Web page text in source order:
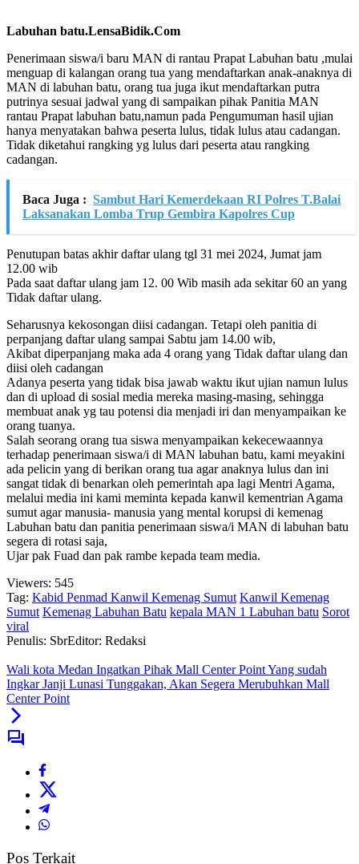
Labuhan batu.LensaBidik.Com
Penerimaan siswa/i baru MAN di rantau Prapat Labuhan batu ,mulai
menguap di kalangan orang tua yang mendaftarkan anak-anaknya di
MAN di labuhan batu, orang tua juga ikut mendaftarkan putra
putrinya sesuai jadwal yang di sampaikan pihak Panitia MAN
rantau Prapat labuhan batu,namun pada Pengumuman hasil ujian
hanya menyatakan bahwa peserta lulus, tidak lulus atau cadangan.
Tidak diketahui rangking yg lulus dari peserta atau rangking
cadangan.
Baca Juga : Sambut Hari Kemerdekaan RI Polres T.Balai
Laksanakan Lomba Trup Gembira Kapolres Cup
Penutupan batas akhir daftar ulang tgl 31 mei 2024, Jumat jam
12.00 wib
Pada saat daftar ulang jam 12. 00 Wib masih ada sekitar 60 an yang
Tidak daftar ulang.
Seharusnya kekosongan diisi cadangan. Tetapi oleh panitia di
perpanjang daftar ulang sampai Sabtu jam 14.00 wib,
Akibat diperpanjang maka ada 4 orang yang Tidak daftar ulang dan
diisi oleh cadangan
Adanya peserta yang tidak bisa jawab waktu ikut ujian namun lulus
dan di upload di sosial media mereka masing-masing, sehingga
membuat anak yg tau potensi dia menjadi iri dan menyampaikan ke
orang tuanya.
Salah seorang orang tua siswa menyampaikan kekecewaannya
terhadap penerimaan siswa/i di MAN labuhan batu, kami meyakini
ada pelicin yang di berikan orang tua agar anaknya lulus dan ini
sangat tidak di benarkan oleh pemerintah apa lagi Mentri Agama,
melalui media ini kami meminta kepada kanwil kementrian Agama
sumut agar manusia- manusia yang mental korupsi di kemenag
Labuhan batu dan panitia penerimaan siswa/i MAN di labuhan batu
segera di rotasi saja,
Ujar pak Fuad dan pak rambe kepada team media.
Viewers: 545
Tag: Kabid Penmad Kanwil Kemenag Sumut Kanwil Kemenag
Sumut Kemenag Labuhan Batu kepala MAN 1 Labuhan batu Sorot
viral
Penulis: SbrEditor: Redaksi
Wali kota Medan Ingatkan Pihak Mall Center Point Yang sudah
Ingkar Janji Lunasi Tunggakan, Akan Segera Merubuhkan Mall
Center Point
Pos Terkait